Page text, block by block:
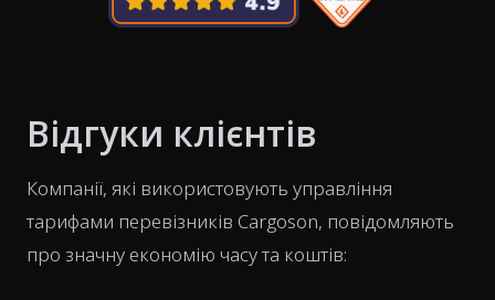
Відгуки клієнтів
Компанії, які використовують управління
тарифами перевізників Cargoson, повідомляють
про значну економію часу та коштів: